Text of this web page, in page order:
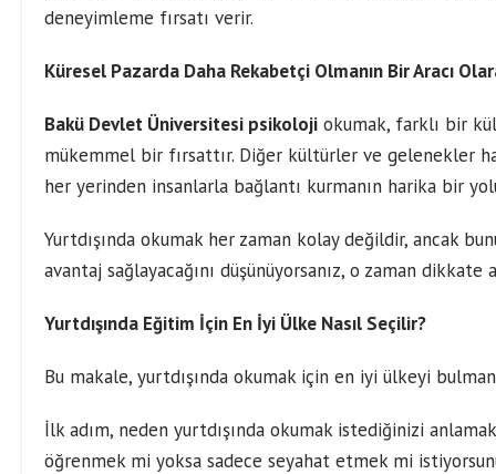
deneyimleme fırsatı verir.
Küresel Pazarda Daha Rekabetçi Olmanın Bir Aracı
Bakü Devlet Üniversitesi psikoloji okumak, farklı bir
mükemmel bir fırsattır. Diğer kültürler ve gelenekler
her yerinden insanlarla bağlantı kurmanın harika bir
Yurtdışında okumak her zaman kolay değildir, ancak
avantaj sağlayacağını düşünüyorsanız, o zaman dikkate
Yurtdışında Eğitim İçin En İyi Ülke Nasıl Seçilir?
Bu makale, yurtdışında okumak için en iyi ülkeyi
İlk adım, neden yurtdışında okumak istediğinizi
öğrenmek mi yoksa sadece seyahat etmek mi